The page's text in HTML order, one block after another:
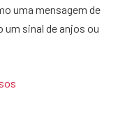
uma mensagem de
um sinal de anjos ou